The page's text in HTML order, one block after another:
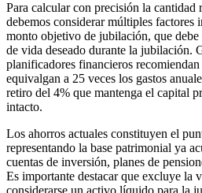
Para calcular con precisión la cantidad
debemos considerar múltiples factores
monto objetivo de jubilación, que debe
de vida deseado durante la jubilación.
planificadores financieros
equivalgan a 25 veces los gastos
retiro del 4% que mantenga el capital
intacto.
Los ahorros actuales constituyen el
representando la base patrimonial ya
cuentas de inversión, planes de
Es importante destacar que excluye la